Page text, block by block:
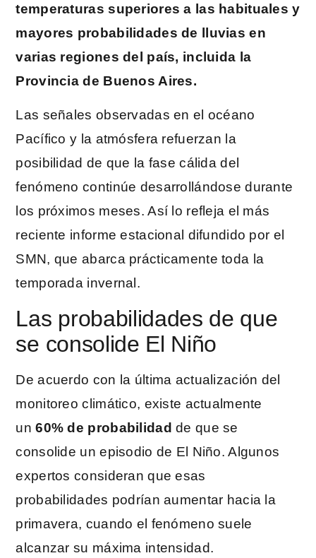
temperaturas superiores a las habituales y
mayores probabilidades de lluvias en
varias regiones del país, incluida la
Provincia de Buenos Aires.
Las señales observadas en el océano
Pacífico y la atmósfera refuerzan la
posibilidad de que la fase cálida del
fenómeno continúe desarrollándose durante
los próximos meses. Así lo refleja el más
reciente informe estacional difundido por el
SMN, que abarca prácticamente toda la
temporada invernal.
Las probabilidades de que
se consolide El Niño
De acuerdo con la última actualización del
monitoreo climático, existe actualmente
un60% de probabilidad de que se
consolide un episodio de El Niño. Algunos
expertos consideran que esas
probabilidades podrían aumentar hacia la
primavera, cuando el fenómeno suele
alcanzar su máxima intensidad.